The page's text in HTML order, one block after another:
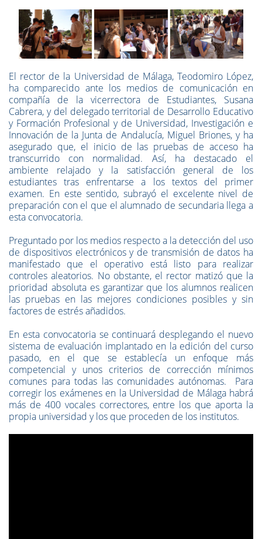
El rector de la Universidad de Málaga, Teodomiro López,
ha comparecido ante los medios de comunicación en
compañía de la vicerrectora de Estudiantes, Susana
Cabrera, y del delegado territorial de Desarrollo Educativo
y Formación Profesional y de Universidad, Investigación e
Innovación de la Junta de Andalucía, Miguel Briones, y ha
asegurado que, el inicio de las pruebas de acceso ha
transcurrido con normalidad. Así, ha destacado el
ambiente relajado y la satisfacción general de los
estudiantes tras enfrentarse a los textos del primer
examen. En este sentido, subrayó el excelente nivel de
preparación con el que el alumnado de secundaria llega a
esta convocatoria.
Preguntado por los medios respecto a la detección del uso
de dispositivos electrónicos y de transmisión de datos ha
manifestado que el operativo está listo para realizar
controles aleatorios. No obstante, el rector matizó que la
prioridad absoluta es garantizar que los alumnos realicen
las pruebas en las mejores condiciones posibles y sin
factores de estrés añadidos.
En esta convocatoria se continuará desplegando el nuevo
sistema de evaluación implantado en la edición del curso
pasado, en el que se establecía un enfoque más
competencial y unos criterios de corrección mínimos
comunes para todas las comunidades autónomas. Para
corregir los exámenes en la Universidad de Málaga habrá
más de 400 vocales correctores, entre los que aporta la
propia universidad y los que proceden de los institutos.